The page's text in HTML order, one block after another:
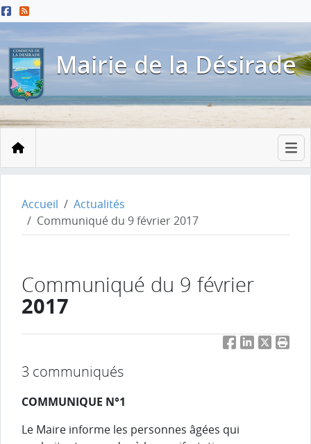
Menu principal
Contenu principal
Pied de page
Mairie de la Désirade
Accueil
Accueil
Actualités
Communiqué du 9 février 2017
Communiqué du 9 février
2017
FacebookLinkedIn
Twitter
3 communiqués
COMMUNIQUE N°1
Le Maire informe les personnes âgées qui